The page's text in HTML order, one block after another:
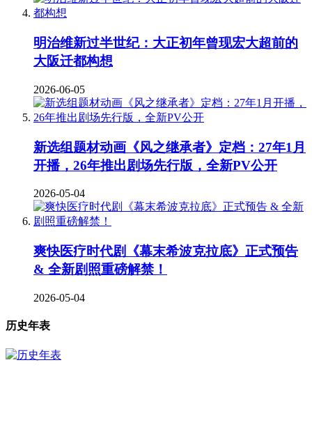
明治维新过半世纪：大正初年曾现宏大超前的
大阪迁都构想
2026-06-05
新选组题材动画《风之继承者》定档：27年1月
开播，26年推出剧场先行版，全新PV公开
2026-05-04
爽快医疗时代剧《幕末希波克拉底》正式预告
& 全新剧照重磅解禁！
2026-05-04
历史年表